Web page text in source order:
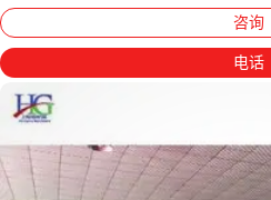
咨询
电话